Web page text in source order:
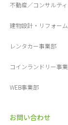
不動産／コンサルテ
建物設計・リフォー
レンタカー事業部
コインランドリー事業
WEB事業部
お問い合わせ